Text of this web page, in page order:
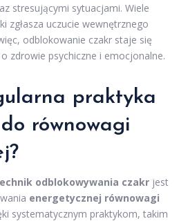
stresującymi sytuacjami. Wiele
zgłasza uczucie wewnętrznego
odblokowanie czakr staje się
zdrowie psychiczne i emocjonalne.
praktyka
równowagi
odblokowywania czakr jest
energetycznej równowagi
systematycznym praktykom, takim